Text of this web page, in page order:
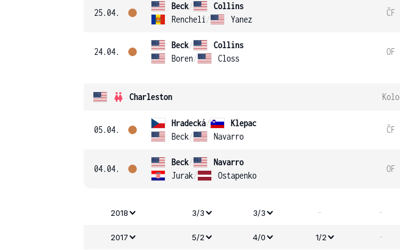
25.04.
Beck/
Collins
Rencheli / Yanez
ČF
24.04.
Beck/
Collins
Boren/ Closs
OF
Charleston Kolo
05.04.
Hradecká/
Klepac
Beck/ Navarro
ČF
04.04.
Beck/
Navarro
Jurak/ Ostapenko
OF
2018 3/3 3/3 - -
2017 5/2 4/0 1/2 -